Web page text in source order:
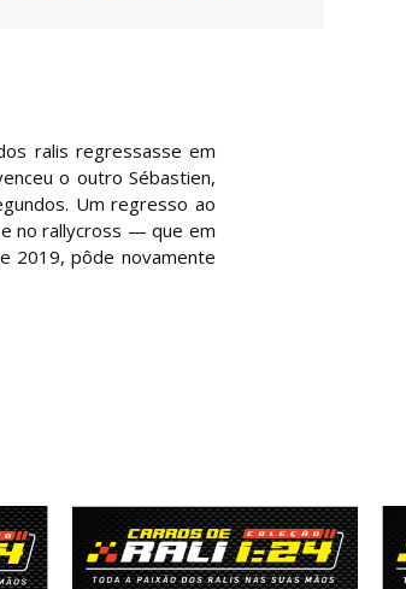
ralis regressasse em
o outro Sébastien,
Um regresso ao
no rallycross — que em
2019, pôde novamente